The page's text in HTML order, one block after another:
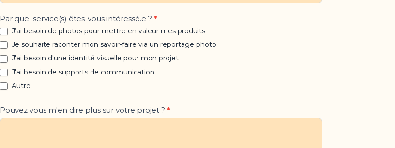
Par quel service(s) êtes-vous intéressé.e ? *
J’ai besoin de photos pour mettre en valeur mes produits
Je souhaite raconter mon savoir-faire via un reportage photo
J'ai besoin d'une identité visuelle pour mon projet
J'ai besoin de supports de communication
Autre
Pouvez vous m'en dire plus sur votre projet ? *